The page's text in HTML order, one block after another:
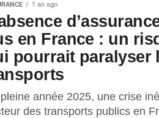
1 an ago
en France : un
pourrait paralyser
année 2025, une crise
des transports publics en